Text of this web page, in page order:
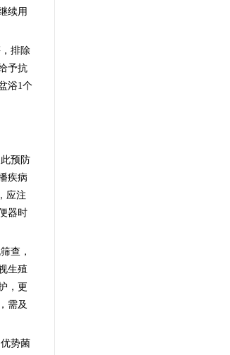
续用
排除
予抗
浴1个
预防
疾病
应注
器时
查，
生殖
，更
需及
势菌